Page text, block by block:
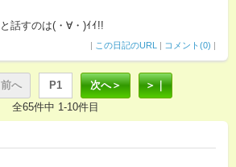
話すのは(・∀・)ｲｲ!!
| この日記のURL | コメント(0) |
前へ P1 次へ＞
＞｜
全65件中 1-10件目